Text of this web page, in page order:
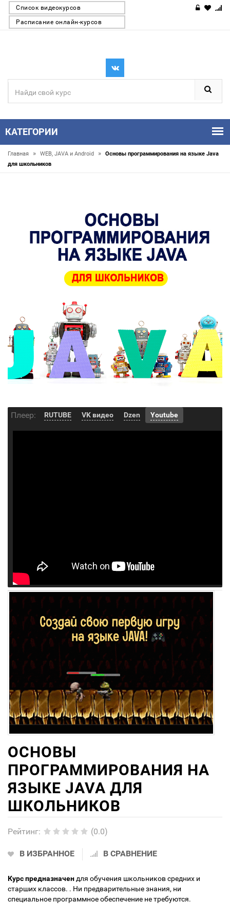
Список видеокурсов
Расписание онлайн-курсов
КАТЕГОРИИ
Главная » WEB, JAVA и Android »
Основы программирования на языке Java
для школьников
Плеер: RUTUBE VK видео Dzen Youtube
ОСНОВЫ
ПРОГРАММИРОВАНИЯ НА
ЯЗЫКЕ JAVA ДЛЯ
ШКОЛЬНИКОВ
Рейтинг: (0.0)
В ИЗБРАННОЕ В СРАВНЕНИЕ
Курс предназначен для обучения школьников средних и
старших классов. . Ни предварительные знания, ни
специальное программное обеспечение не требуются.